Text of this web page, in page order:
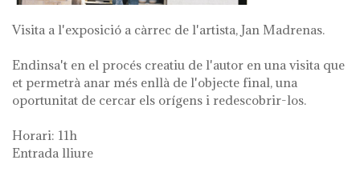
Visita a l'exposició a càrrec de l'artista, Jan Madrenas.
Endinsa't en el procés creatiu de l'autor en una visita que
et permetrà anar més enllà de l'objecte final, una
oportunitat de cercar els orígens i redescobrir-los.
Horari: 11h
Entrada lliure